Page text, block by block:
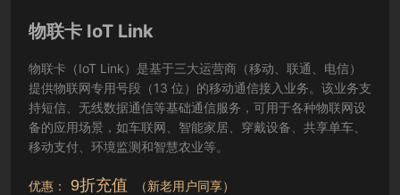
物联卡 IoT Link
物联卡（IoT Link）是基于三大运营商（移动、联通、电信）
提供物联网专用号段（13 位）的移动通信接入业务。该业务支
持短信、无线数据通信等基础通信服务，可用于各种物联网设
备的应用场景，如车联网、智能家居、穿戴设备、共享单车、
移动支付、环境监测和智慧农业等。
优惠： 9折充值 （新老用户同享）